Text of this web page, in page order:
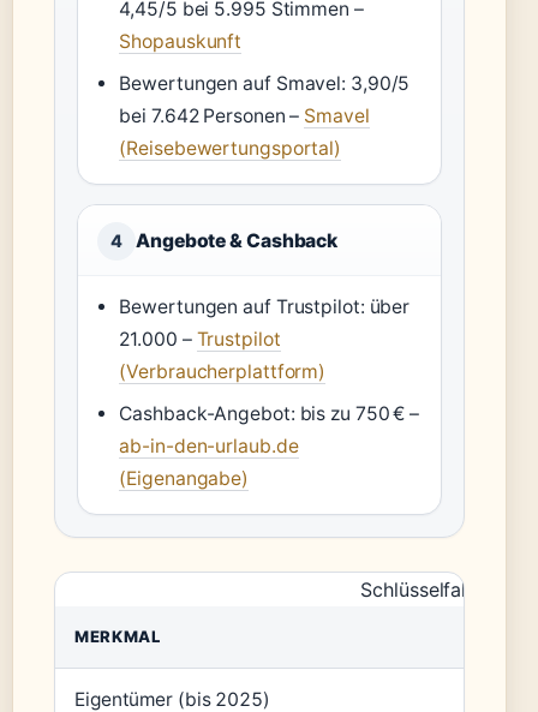
4,45/5 bei 5.995 Stimmen –
Shopauskunft
Bewertungen auf Smavel: 3,90/5
bei 7.642 Personen – Smavel
(Reisebewertungsportal)
4 Angebote & Cashback
Bewertungen auf Trustpilot: über
21.000 – Trustpilot
(Verbraucherplattform)
Cashback-Angebot: bis zu 750 € –
ab-in-den-urlaub.de
(Eigenangabe)
Schlüsselfakten
MERKMAL
Eigentümer (bis 2025)